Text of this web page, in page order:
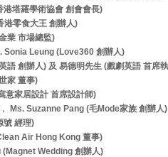
塔羅學術協會 創會會長)
港零食大王 創辦人)
業 市場總監)
Sonia Leung (Love360 創辦人)
語 創辦人) 及 易德明先生 (戲劇英語 首席
家 董事)
意家居設計 首席設計師)
Ms. Suzanne Pang (毛Mode家族 創辦人)
號 經理)
Air Hong Kong 董事)
Wedding 創辦人)